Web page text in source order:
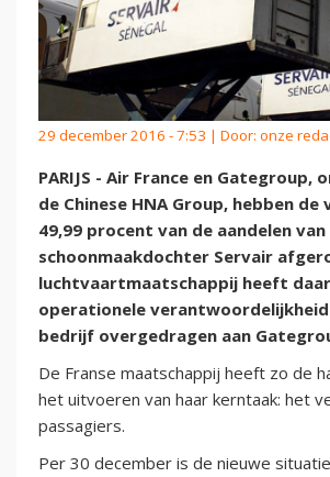
29 december 2016 - 7:53 | Door: onze
PARIJS - Air France en Gategroup,
de Chinese HNA Group, hebben
49,99 procent van de aandelen
schoonmaakdochter Servair
luchtvaartmaatschappij heeft
operationele
bedrijf overgedragen aan
De Franse maatschappij heeft zo de
het uitvoeren van haar kerntaak: het
passagiers.
Per 30 december is de nieuwe